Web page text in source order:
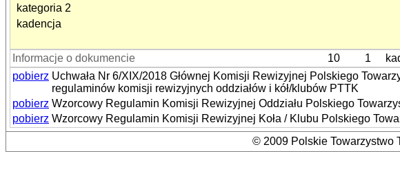
kategoria 2
kadencja
Informacje o dokumencie 10 1
pobierz Uchwała Nr 6/XIX/2018 Głównej Komisji Rewizyjnej Polskiego
regulaminów komisji rewizyjnych oddziałów i kół/klubów PTTK
pobierz Wzorcowy Regulamin Komisji Rewizyjnej Oddziału Polskiego
pobierz Wzorcowy Regulamin Komisji Rewizyjnej Koła / Klubu Polskiego
© 2009 Polskie Towarzystwo